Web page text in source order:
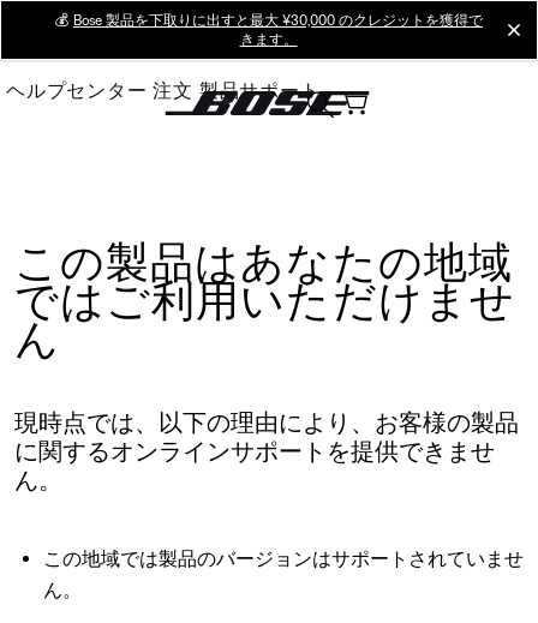
Main
💰 Bose 製品を下取りに出すと最大 ¥30,000 のクレジットを獲得で
きます。
ヘルプセンター 注文 製品サポート
この製品はあなたの地域
ではご利用いただけませ
ん
現時点では、以下の理由により、お客様の製品
に関するオンラインサポートを提供できませ
ん。
この地域では製品のバージョンはサポートされていませ
ん。